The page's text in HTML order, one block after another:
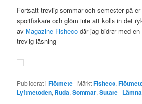
Fortsatt trevlig sommar och semester på er
sportfiskare och glöm inte att kolla in det
av Magazine Fisheco där jag bidrar med
trevlig läsning.
Publicerat i Flötmete | MärktFisheco,
Lyftmetoden, Ruda,Sommar,Sutare |